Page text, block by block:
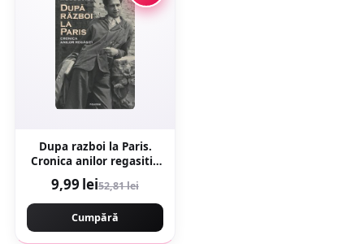
Dupa razboi la Paris.
Cronica anilor regasiti -
Serge Moscovici
9,99 lei52,81 lei
Cumpără